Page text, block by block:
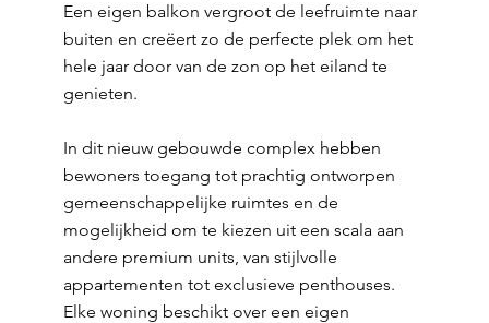
Een eigen balkon vergroot de leefruimte naar
buiten en creëert zo de perfecte plek om het
hele jaar door van de zon op het eiland te
genieten.
In dit nieuw gebouwde complex hebben
bewoners toegang tot prachtig ontworpen
gemeenschappelijke ruimtes en de
mogelijkheid om te kiezen uit een scala aan
andere premium units, van stijlvolle
appartementen tot exclusieve penthouses.
Elke woning beschikt over een eigen